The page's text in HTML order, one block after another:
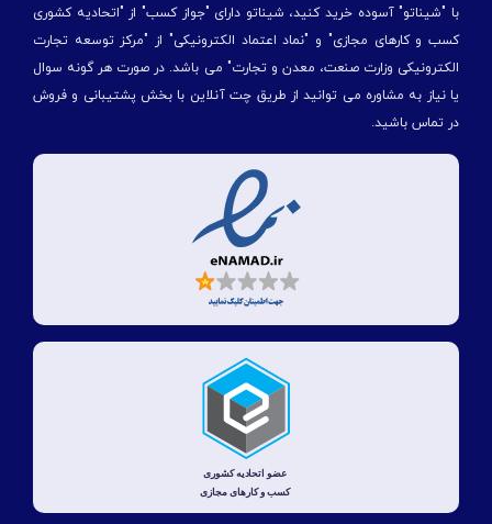
با "شیناتو" آسوده خرید کنید، شیناتو دارای "جواز کسب" از "اتحادیه کشوری
کسب و کارهای مجازی" و "نماد اعتماد الکترونیکی" از "مركز توسعه تجارت
الكترونیكی وزارت صنعت، معدن و تجارت" می باشد. در صورت هر گونه سوال
یا نیاز به مشاوره می توانید از طریق چت آنلاین با بخش پشتیبانی و فروش
در تماس باشید.